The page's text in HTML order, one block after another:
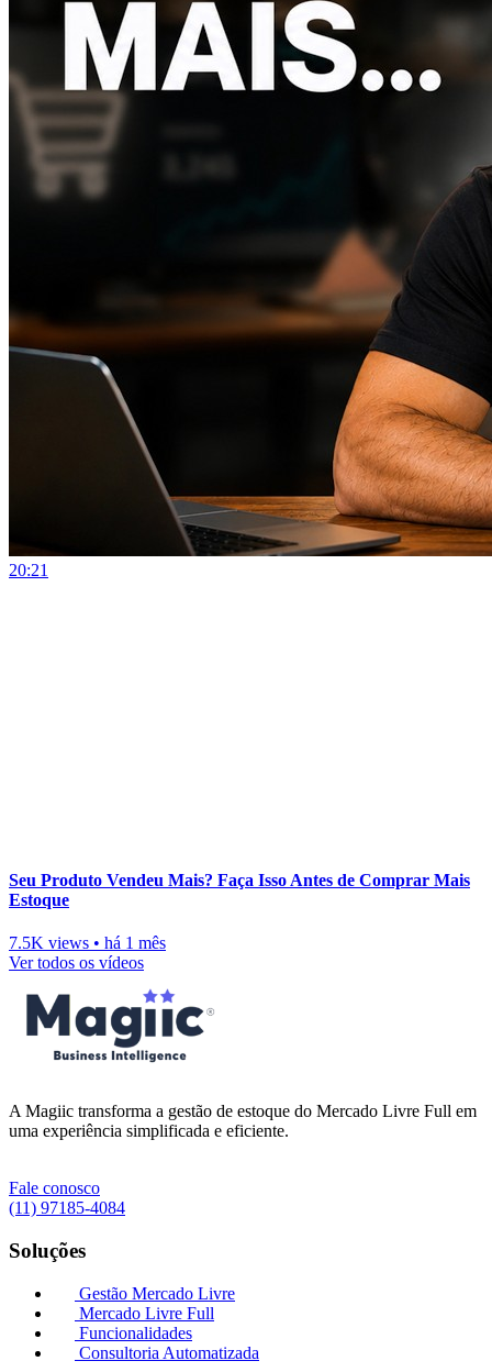
20:21
Seu Produto Vendeu Mais? Faça Isso Antes de Comprar Mais
Estoque
7.5K views • há 1 mês
Ver todos os vídeos
A Magiic transforma a gestão de estoque do Mercado Livre Full em
uma experiência simplificada e eficiente.
Fale conosco
(11) 97185-4084
Soluções
Gestão Mercado Livre
Mercado Livre Full
Funcionalidades
Consultoria Automatizada